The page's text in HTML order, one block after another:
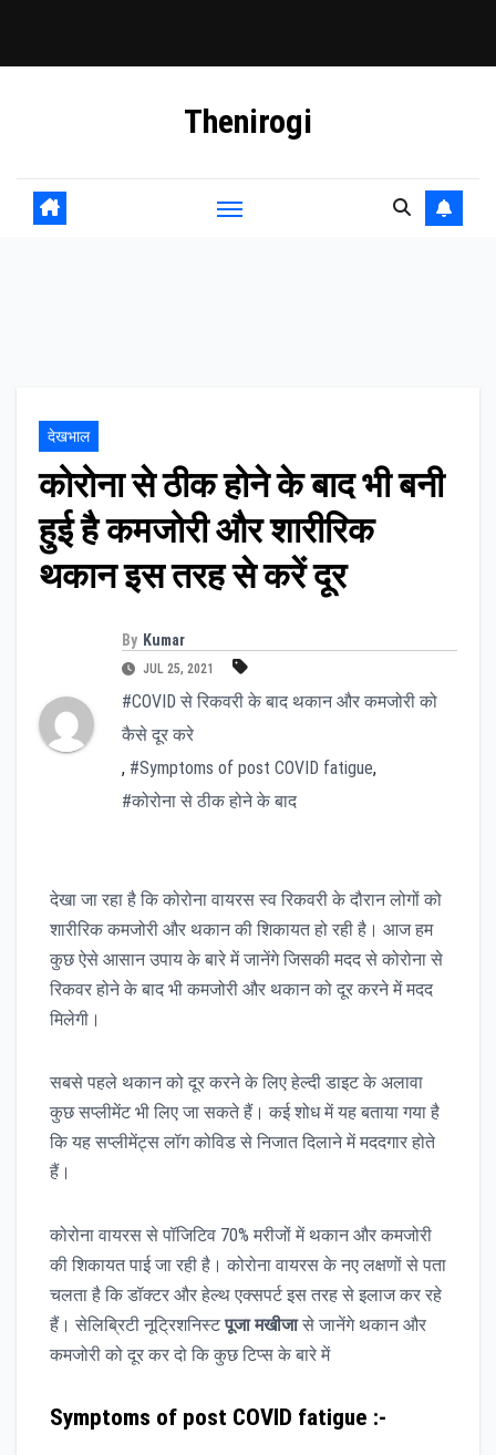
Thenirogi
देखभाल
कोरोना से ठीक होने के बाद भी बनी
हुई है कमजोरी और शारीरिक
थकान इस तरह से करें दूर
By Kumar
JUL 25, 2021
#COVID से रिकवरी के बाद थकान और कमजोरी को
कैसे दूर करे
, #Symptoms of post COVID fatigue,
#कोरोना से ठीक होने के बाद
देखा जा रहा है कि कोरोना वायरस स्व रिकवरी के दौरान लोगों को
शारीरिक कमजोरी और थकान की शिकायत हो रही है। आज हम
कुछ ऐसे आसान उपाय के बारे में जानेंगे जिसकी मदद से कोरोना से
रिकवर होने के बाद भी कमजोरी और थकान को दूर करने में मदद
मिलेगी।
सबसे पहले थकान को दूर करने के लिए हेल्दी डाइट के अलावा
कुछ सप्लीमेंट भी लिए जा सकते हैं। कई शोध में यह बताया गया है
कि यह सप्लीमेंट्स लॉग कोविड से निजात दिलाने में मददगार होते
हैं।
कोरोना वायरस से पॉजिटिव 70% मरीजों में थकान और कमजोरी
की शिकायत पाई जा रही है। कोरोना वायरस के नए लक्षणों से पता
चलता है कि डॉक्टर और हेल्थ एक्सपर्ट इस तरह से इलाज कर रहे
हैं। सेलिब्रिटी नूट्रिशनिस्टपूजा मखीजासे जानेंगे थकान और
कमजोरी को दूर कर दो कि कुछ टिप्स के बारे में
Symptoms of post COVID fatigue :-